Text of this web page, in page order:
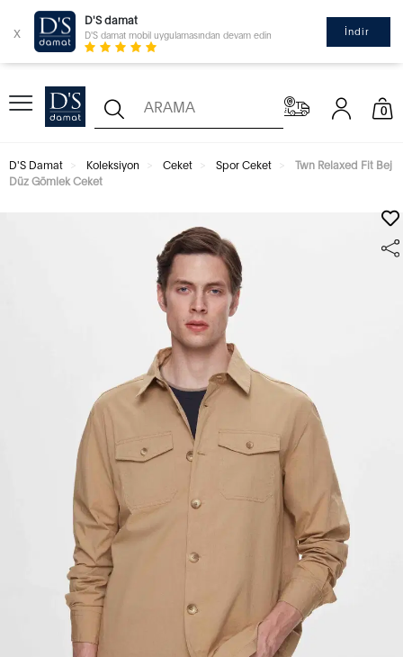
x
D'S damat
D'S damat mobil uygulamasından devam edin İndir
0
D'S Damat Koleksiyon Ceket Spor Ceket
Twn Relaxed Fit Bej
Düz Gömlek Ceket